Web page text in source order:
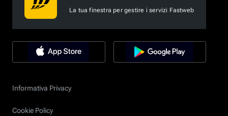
La tua finestra per gestire i servizi Fastweb
Informativa Privacy
Cookie Policy